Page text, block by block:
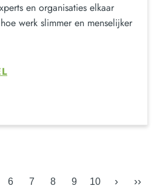
en organisaties elkaar
werk slimmer en menselijker
6 7 8 9 10 › ››